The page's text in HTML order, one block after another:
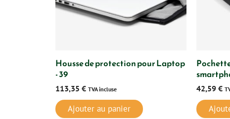
Housse de protection pour Laptop
- 39
113,35 € TVA incluse
Ajouter au panier
42,59 €